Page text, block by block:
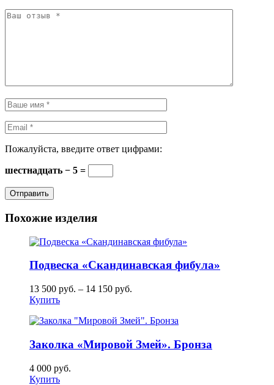
Пожалуйста, введите ответ цифрами:
шестнадцать − 5 =
Похожие изделия
Подвеска «Скандинавская фибула»
13 500 руб. – 14 150 руб.
Купить
Заколка «Мировой Змей». Бронза
4 000 руб.
Купить